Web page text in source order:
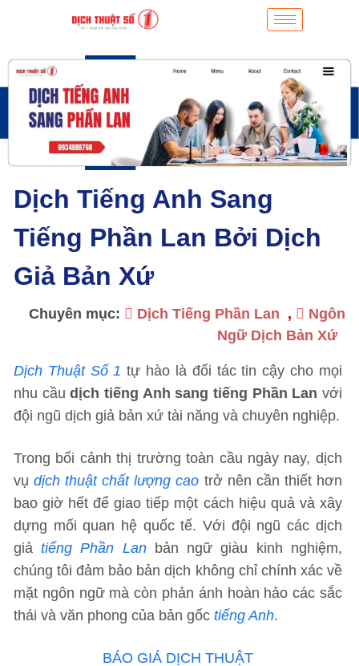
Dịch Tiếng Anh Sang
Tiếng Phần Lan Bởi Dịch
Giả Bản Xứ
Chuyên mục: Dịch Tiếng Phần Lan ,
Ngôn
Ngữ Dịch Bản Xứ
Dịch Thuật Số 1 tự hào là đối tác tin cậy cho mọi
nhu cầudịch tiếng Anh sang tiếng Phần Lan với
đội ngũ dịch giả bản xứ tài năng và chuyên nghiệp.
Trong bối cảnh thị trường toàn cầu ngày nay, dịch
vụdịch thuật chất lượng cao trở nên cần thiết hơn
bao giờ hết để giao tiếp một cách hiệu quả và xây
dựng mối quan hệ quốc tế. Với đội ngũ các dịch
giảtiếng Phần Lanbản ngữ giàu kinh nghiệm,
chúng tôi đảm bảo bản dịch không chỉ chính xác về
mặt ngôn ngữ mà còn phản ánh hoàn hảo các sắc
thái và văn phong của bản gốc tiếng Anh.
BÁO GIÁ DỊCH THUẬT